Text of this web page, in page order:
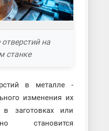
на
станке
в металле -
изменения их
заготовках или
становится